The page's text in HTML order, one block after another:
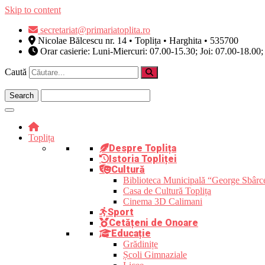
Skip to content
secretariat@primariatoplita.ro
Nicolae Bălcescu nr. 14 • Toplița • Harghita • 535700
Orar casierie: Luni-Miercuri: 07.00-15.30; Joi: 07.00-
Caută
Toplița
Despre Toplița
Istoria Topliței
Cultură
Biblioteca Municipală “George
Casa de Cultură Toplița
Cinema 3D Calimani
Sport
Cetățeni de Onoare
Educație
Grădinițe
Școli Gimnaziale